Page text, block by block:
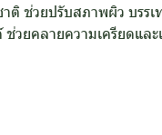
ติ ช่วยปรับสภาพผิว บร
ช่วยคลายความเครียดแ